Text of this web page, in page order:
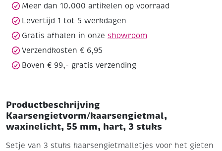
stuks
aantal
Meer dan 10.000 artikelen op voorraad
Levertijd 1 tot 5 werkdagen
Gratis afhalen in onze showroom
Verzendkosten € 6,95
Boven € 99,- gratis verzending
Productbeschrijving
Kaarsengietvorm/kaarsengietmal,
waxinelicht, 55 mm, hart, 3 stuks
Setje van 3 stuks kaarsengietmalletjes voor het gieten